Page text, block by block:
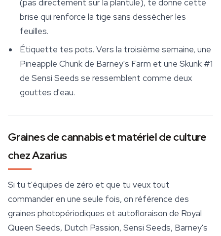
(pas directement sur la plantule), te donne cette
brise qui renforce la tige sans dessécher les
feuilles.
Étiquette tes pots. Vers la troisième semaine, une
Pineapple Chunk de Barney's Farm et une Skunk #1
de Sensi Seeds se ressemblent comme deux
gouttes d'eau.
Graines de cannabis et matériel de culture
chez Azarius
Si tu t'équipes de zéro et que tu veux tout
commander en une seule fois, on référence des
graines photopériodiques et autofloraison de Royal
Queen Seeds, Dutch Passion, Sensi Seeds, Barney's